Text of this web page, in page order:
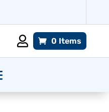
 0 Items